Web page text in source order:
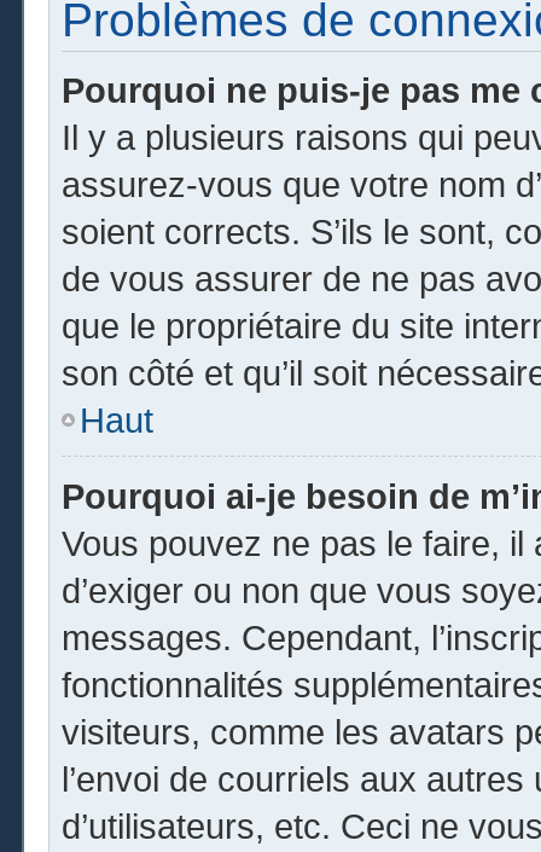
Problèmes de
Pourquoi ne puis-je pas me
Il y a plusieurs raisons qui
assurez-vous que votre nom
soient corrects. S’ils le sont,
de vous assurer de ne pas
que le propriétaire du site
son côté et qu’il soit
Haut
Pourquoi ai-je besoin de
Vous pouvez ne pas le faire, il
d’exiger ou non que vous
messages. Cependant,
fonctionnalités
visiteurs, comme les avatars
l’envoi de courriels aux
d’utilisateurs, etc. Ceci ne